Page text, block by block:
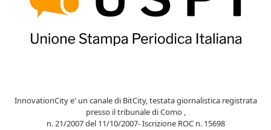
InnovationCity e' un canale di BitCity, testata giornalistica registrata
presso il tribunale di Como ,
n. 21/2007 del 11/10/2007- Iscrizione ROC n. 15698